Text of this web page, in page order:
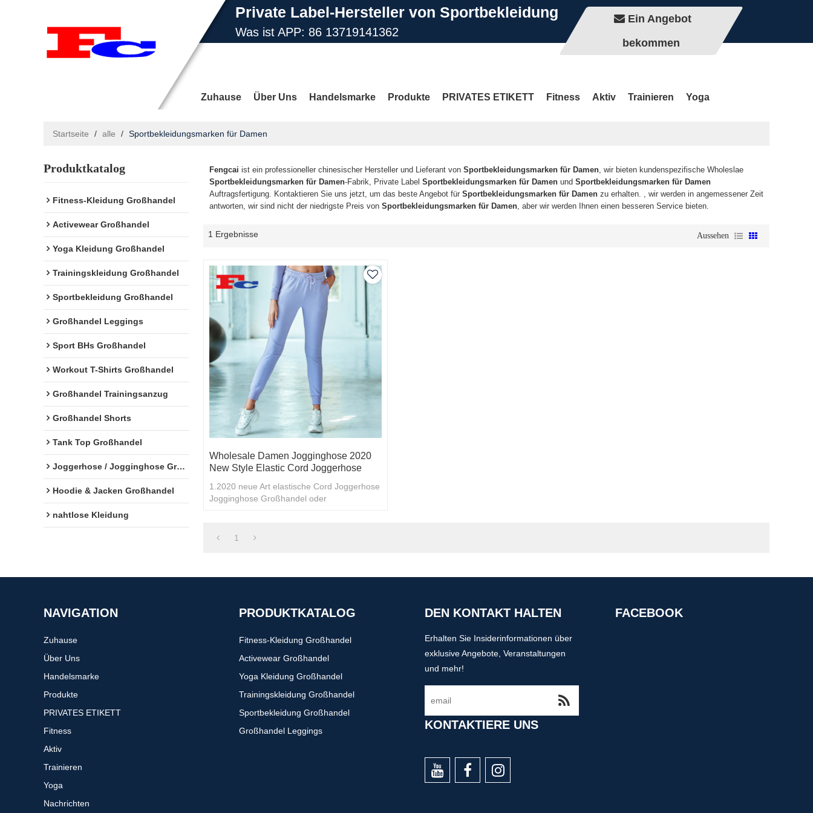
Private Label-Hersteller von Sportbekleidung
Was ist APP: 86 13719141362
Ein Angebot
bekommen
Zuhause Über Uns Handelsmarke Produkte PRIVATES ETIKETT Fitness Aktiv Trainieren Yoga
Nachrichten Kontaktiere Uns FAQ MEHR SEITEN
Startseite / alle / Sportbekleidungsmarken für Damen
Produktkatalog
Fitness-Kleidung Großhandel
Activewear Großhandel
Yoga Kleidung Großhandel
Trainingskleidung Großhandel
Sportbekleidung Großhandel
Großhandel Leggings
Sport BHs Großhandel
Workout T-Shirts Großhandel
Großhandel Trainingsanzug
Großhandel Shorts
Tank Top Großhandel
Joggerhose / Jogginghose Großhandel
Hoodie & Jacken Großhandel
nahtlose Kleidung
Fengcai ist ein professioneller chinesischer Hersteller und Lieferant von Sportbekleidungsmarken für Damen, wir bieten kundenspezifische Wholeslae
Sportbekleidungsmarken für Damen-Fabrik, Private Label Sportbekleidungsmarken für Damen und Sportbekleidungsmarken für Damen
Auftragsfertigung. Kontaktieren Sie uns jetzt, um das beste Angebot für Sportbekleidungsmarken für Damen zu erhalten. , wir werden in angemessener Zeit
antworten, wir sind nicht der niedrigste Preis von Sportbekleidungsmarken für Damen, aber wir werden Ihnen einen besseren Service bieten.
1 Ergebnisse Aussehen
Wholesale Damen Jogginghose 2020
New Style Elastic Cord Joggerhose
1.2020 neue Art elastische Cord Joggerhose
Jogginghose Großhandel oder
1
NAVIGATION
Zuhause
Über Uns
Handelsmarke
Produkte
PRIVATES ETIKETT
Fitness
Aktiv
Trainieren
Yoga
Nachrichten
PRODUKTKATALOG
Fitness-Kleidung Großhandel
Activewear Großhandel
Yoga Kleidung Großhandel
Trainingskleidung Großhandel
Sportbekleidung Großhandel
Großhandel Leggings
DEN KONTAKT HALTEN
Erhalten Sie Insiderinformationen über
exklusive Angebote, Veranstaltungen
und mehr!
KONTAKTIERE UNS
FACEBOOK